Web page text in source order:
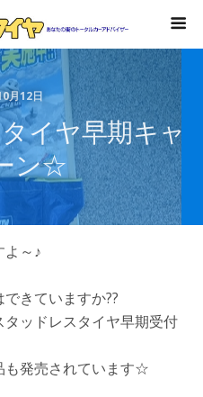
月12日
イヤ早期キャ
ン☆
よ～♪
きていますか??
ッドレスタイヤ早期受付
も発売されています☆